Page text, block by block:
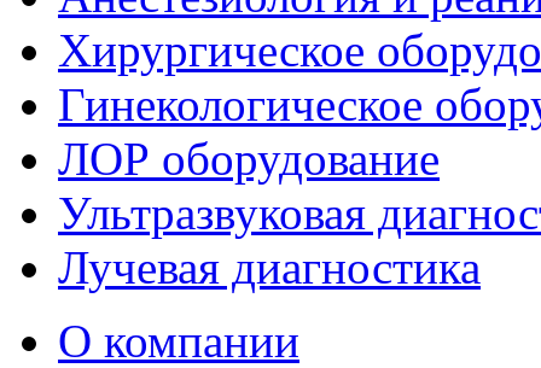
Хирургическое
Гинекологическое
ЛОР оборудование
Ультразвуковая
Лучевая диагностика
О компании